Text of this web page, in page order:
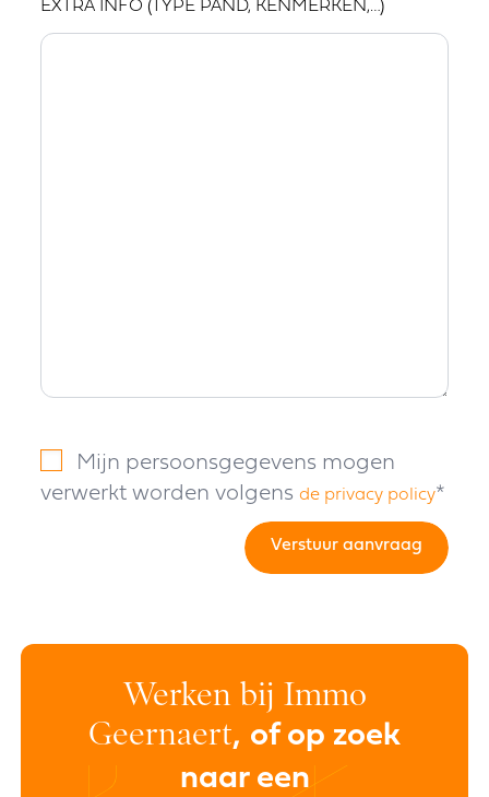
EXTRA INFO (TYPE PAND, KENMERKEN,…)
Mijn persoonsgegevens mogen
verwerkt worden volgensde privacy policy*
Verstuur aanvraag
Werken bij Immo
Geernaert, of op zoek
naar een